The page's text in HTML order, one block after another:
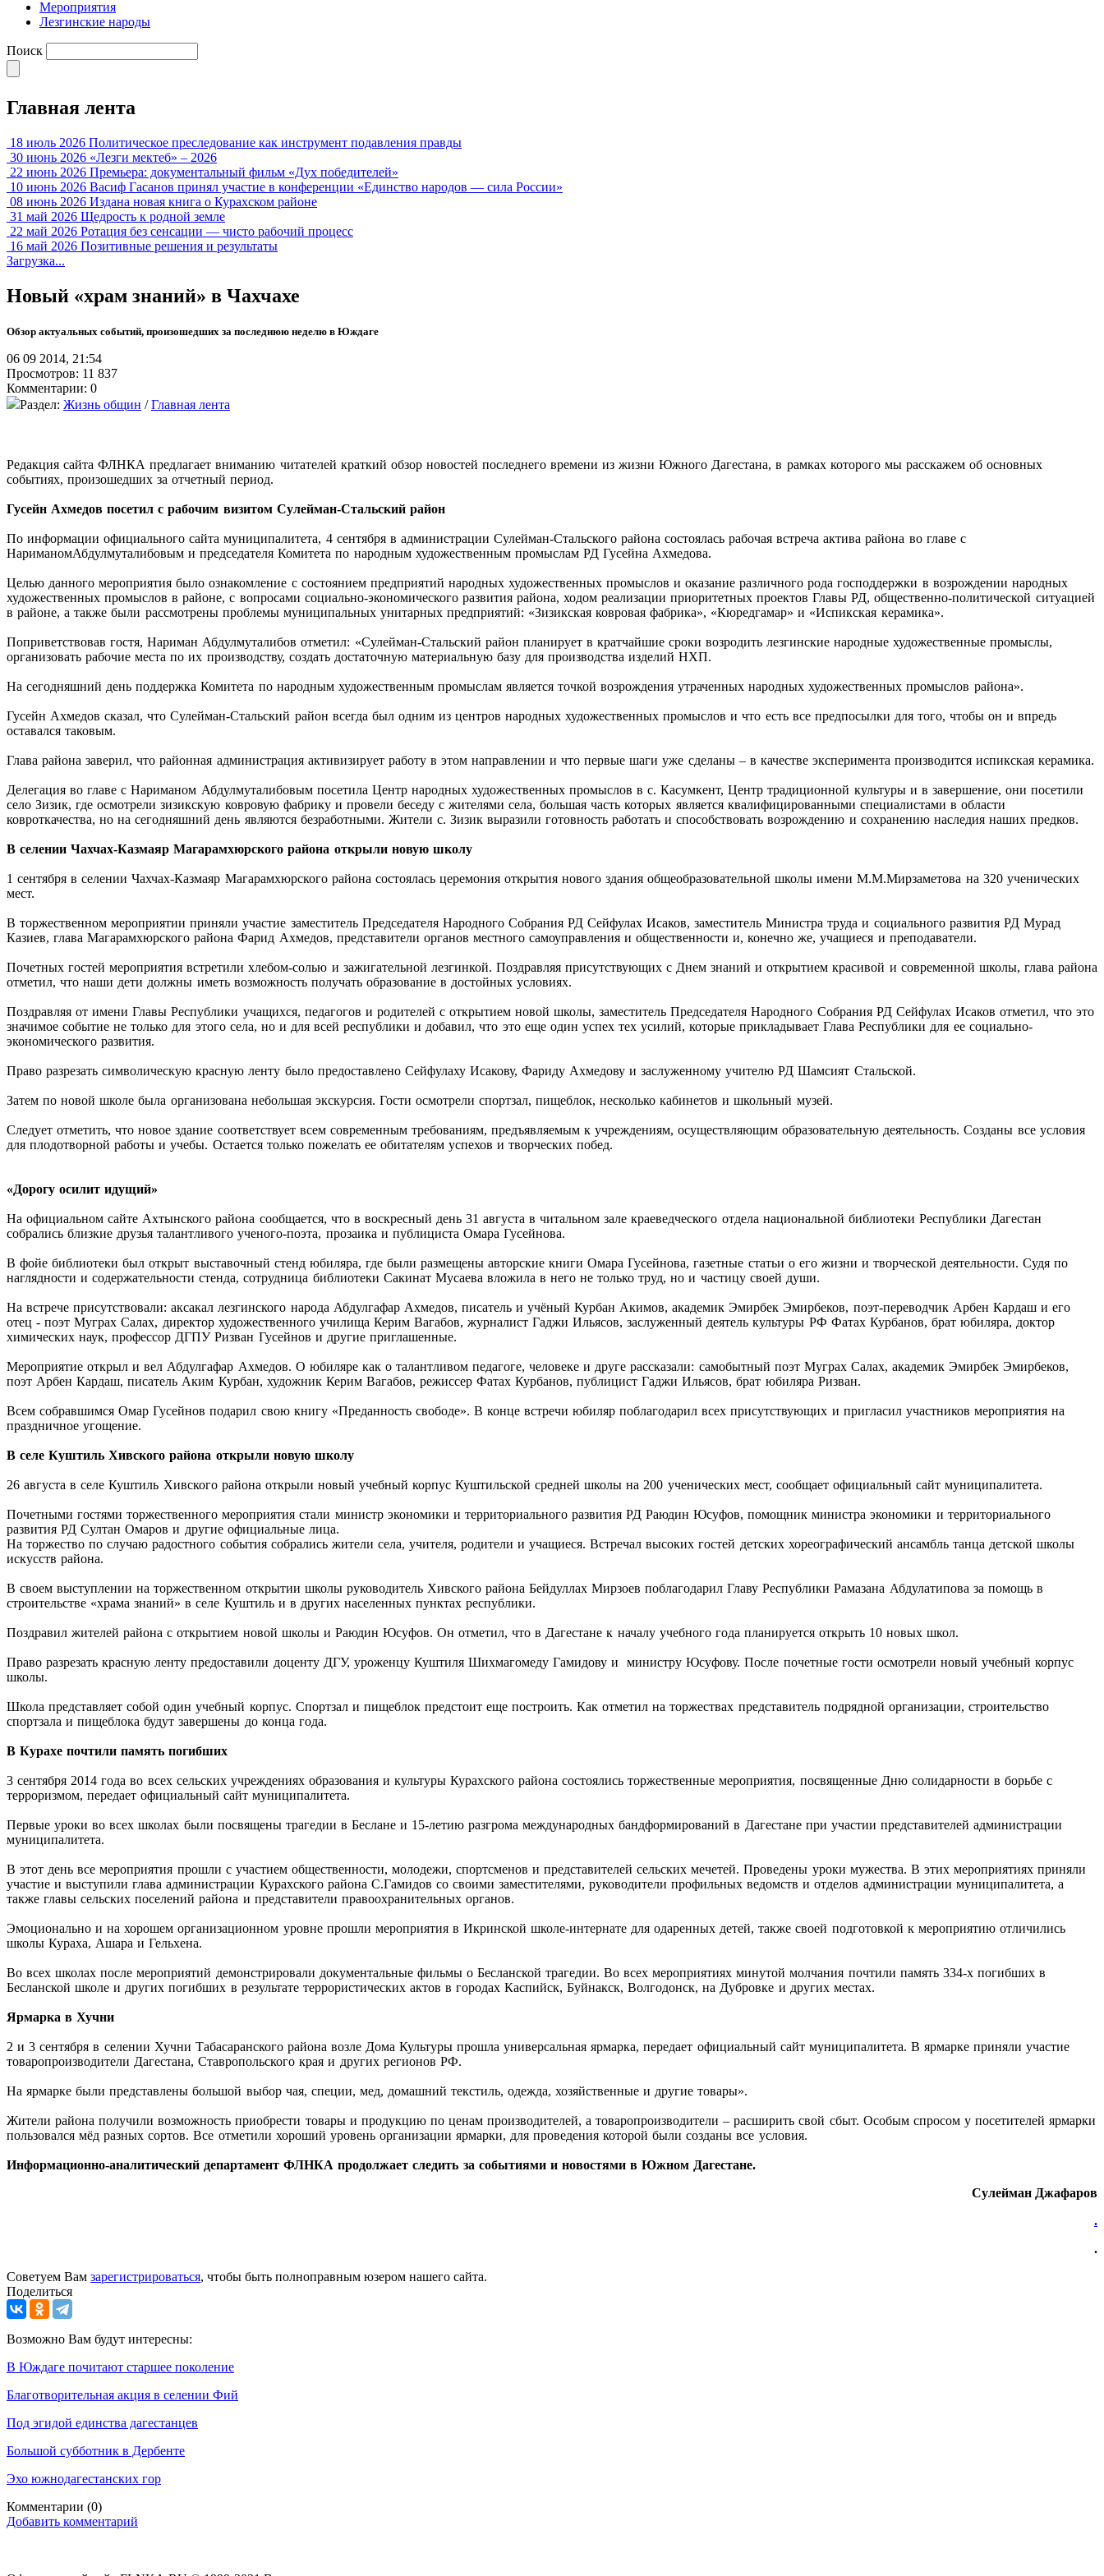
Мероприятия
Лезгинские народы
Поиск
Главная лента
18 июль 2026 Политическое преследование как инструмент подавления правды
30 июнь 2026 «Лезги мектеб» – 2026
22 июнь 2026 Премьера: документальный фильм «Дух победителей»
10 июнь 2026 Васиф Гасанов принял участие в конференции «Единство народов — сила России»
08 июнь 2026 Издана новая книга о Курахском районе
31 май 2026 Щедрость к родной земле
22 май 2026 Ротация без сенсации — чисто рабочий процесс
16 май 2026 Позитивные решения и результаты
Загрузка...
Новый «храм знаний» в Чахчахе
Обзор актуальных событий, произошедших за последнюю неделю в Юждаге
06 09 2014, 21:54
Просмотров: 11 837
Комментарии: 0
Раздел: Жизнь общин /Главная лента
Редакция сайта ФЛНКА предлагает вниманию читателей краткий обзор новостей последнего времени из жизни Южного Дагестана, в рамках которого мы расскажем об основных
событиях, произошедших за отчетный период.
Гусейн Ахмедов посетил с рабочим визитом Сулейман-Стальский район
По информации официального сайта муниципалитета, 4 сентября в администрации Сулейман-Стальского района состоялась рабочая встреча актива района во главе с
НариманомАбдулмуталибовым и председателя Комитета по народным художественным промыслам РД Гусейна Ахмедова.
Целью данного мероприятия было ознакомление с состоянием предприятий народных художественных промыслов и оказание различного рода господдержки в возрождении народных
художественных промыслов в районе, с вопросами социально-экономического развития района, ходом реализации приоритетных проектов Главы РД, общественно-политической ситуацией
в районе, а также были рассмотрены проблемы муниципальных унитарных предприятий: «Зизикская ковровая фабрика», «Кюредгамар» и «Испикская керамика».
Поприветствовав гостя, Нариман Абдулмуталибов отметил: «Сулейман-Стальский район планирует в кратчайшие сроки возродить лезгинские народные художественные промыслы,
организовать рабочие места по их производству, создать достаточную материальную базу для производства изделий НХП.
На сегодняшний день поддержка Комитета по народным художественным промыслам является точкой возрождения утраченных народных художественных промыслов района».
Гусейн Ахмедов сказал, что Сулейман-Стальский район всегда был одним из центров народных художественных промыслов и что есть все предпосылки для того, чтобы он и впредь
оставался таковым.
Глава района заверил, что районная администрация активизирует работу в этом направлении и что первые шаги уже сделаны – в качестве эксперимента производится испикская керамика.
Делегация во главе с Нариманом Абдулмуталибовым посетила Центр народных художественных промыслов в с. Касумкент, Центр традиционной культуры и в завершение, они посетили
село Зизик, где осмотрели зизикскую ковровую фабрику и провели беседу с жителями села, большая часть которых является квалифицированными специалистами в области
ковроткачества, но на сегодняшний день являются безработными. Жители с. Зизик выразили готовность работать и способствовать возрождению и сохранению наследия наших предков.
В селении Чахчах-Казмаяр Магарамхюрского района открыли новую школу
1 сентября в селении Чахчах-Казмаяр Магарамхюрского района состоялась церемония открытия нового здания общеобразовательной школы имени М.М.Мирзаметова на 320 ученических
мест.
В торжественном мероприятии приняли участие заместитель Председателя Народного Собрания РД Сейфулах Исаков, заместитель Министра труда и социального развития РД Мурад
Казиев, глава Магарамхюрского района Фарид Ахмедов, представители органов местного самоуправления и общественности и, конечно же, учащиеся и преподаватели.
Почетных гостей мероприятия встретили хлебом-солью и зажигательной лезгинкой. Поздравляя присутствующих с Днем знаний и открытием красивой и современной школы, глава района
отметил, что наши дети должны иметь возможность получать образование в достойных условиях.
Поздравляя от имени Главы Республики учащихся, педагогов и родителей с открытием новой школы, заместитель Председателя Народного Собрания РД Сейфулах Исаков отметил, что это
значимое событие не только для этого села, но и для всей республики и добавил, что это еще один успех тех усилий, которые прикладывает Глава Республики для ее социально-
экономического развития.
Право разрезать символическую красную ленту было предоставлено Сейфулаху Исакову, Фариду Ахмедову и заслуженному учителю РД Шамсият Стальской.
Затем по новой школе была организована небольшая экскурсия. Гости осмотрели спортзал, пищеблок, несколько кабинетов и школьный музей.
Следует отметить, что новое здание соответствует всем современным требованиям, предъявляемым к учреждениям, осуществляющим образовательную деятельность. Созданы все условия
для плодотворной работы и учебы. Остается только пожелать ее обитателям успехов и творческих побед.
«Дорогу осилит идущий»
На официальном сайте Ахтынского района сообщается, что в воскресный день 31 августа в читальном зале краеведческого отдела национальной библиотеки Республики Дагестан
собрались близкие друзья талантливого ученого-поэта, прозаика и публициста Омара Гусейнова.
В фойе библиотеки был открыт выставочный стенд юбиляра, где были размещены авторские книги Омара Гусейнова, газетные статьи о его жизни и творческой деятельности. Судя по
наглядности и содержательности стенда, сотрудница библиотеки Сакинат Мусаева вложила в него не только труд, но и частицу своей души.
На встрече присутствовали: аксакал лезгинского народа Абдулгафар Ахмедов, писатель и учёный Курбан Акимов, академик Эмирбек Эмирбеков, поэт-переводчик Арбен Кардаш и его
отец - поэт Муграх Салах, директор художественного училища Керим Вагабов, журналист Гаджи Ильясов, заслуженный деятель культуры РФ Фатах Курбанов, брат юбиляра, доктор
химических наук, профессор ДГПУ Ризван Гусейнов и другие приглашенные.
Мероприятие открыл и вел Абдулгафар Ахмедов. О юбиляре как о талантливом педагоге, человеке и друге рассказали: самобытный поэт Муграх Салах, академик Эмирбек Эмирбеков,
поэт Арбен Кардаш, писатель Аким Курбан, художник Керим Вагабов, режиссер Фатах Курбанов, публицист Гаджи Ильясов, брат юбиляра Ризван.
Всем собравшимся Омар Гусейнов подарил свою книгу «Преданность свободе». В конце встречи юбиляр поблагодарил всех присутствующих и пригласил участников мероприятия на
праздничное угощение.
В селе Куштиль Хивского района открыли новую школу
26 августа в селе Куштиль Хивского района открыли новый учебный корпус Куштильской средней школы на 200 ученических мест, сообщает официальный сайт муниципалитета.
Почетными гостями торжественного мероприятия стали министр экономики и территориального развития РД Раюдин Юсуфов, помощник министра экономики и территориального
развития РД Султан Омаров и другие официальные лица.
На торжество по случаю радостного события собрались жители села, учителя, родители и учащиеся. Встречал высоких гостей детских хореографический ансамбль танца детской школы
искусств района.
В своем выступлении на торжественном открытии школы руководитель Хивского района Бейдуллах Мирзоев поблагодарил Главу Республики Рамазана Абдулатипова за помощь в
строительстве «храма знаний» в селе Куштиль и в других населенных пунктах республики.
Поздравил жителей района с открытием новой школы и Раюдин Юсуфов. Он отметил, что в Дагестане к началу учебного года планируется открыть 10 новых школ.
Право разрезать красную ленту предоставили доценту ДГУ, уроженцу Куштиля Шихмагомеду Гамидову и министру Юсуфову. После почетные гости осмотрели новый учебный корпус
школы.
Школа представляет собой один учебный корпус. Спортзал и пищеблок предстоит еще построить. Как отметил на торжествах представитель подрядной организации, строительство
спортзала и пищеблока будут завершены до конца года.
В Курахе почтили память погибших
3 сентября 2014 года во всех сельских учреждениях образования и культуры Курахского района состоялись торжественные мероприятия, посвященные Дню солидарности в борьбе с
терроризмом, передает официальный сайт муниципалитета.
Первые уроки во всех школах были посвящены трагедии в Беслане и 15-летию разгрома международных бандформирований в Дагестане при участии представителей администрации
муниципалитета.
В этот день все мероприятия прошли с участием общественности, молодежи, спортсменов и представителей сельских мечетей. Проведены уроки мужества. В этих мероприятиях приняли
участие и выступили глава администрации Курахского района С.Гамидов со своими заместителями, руководители профильных ведомств и отделов администрации муниципалитета, а
также главы сельских поселений района и представители правоохранительных органов.
Эмоционально и на хорошем организационном уровне прошли мероприятия в Икринской школе-интернате для одаренных детей, также своей подготовкой к мероприятию отличились
школы Кураха, Ашара и Гельхена.
Во всех школах после мероприятий демонстрировали документальные фильмы о Бесланской трагедии. Во всех мероприятиях минутой молчания почтили память 334-х погибших в
Бесланской школе и других погибших в результате террористических актов в городах Каспийск, Буйнакск, Волгодонск, на Дубровке и других местах.
Ярмарка в Хучни
2 и 3 сентября в селении Хучни Табасаранского района возле Дома Культуры прошла универсальная ярмарка, передает официальный сайт муниципалитета. В ярмарке приняли участие
товаропроизводители Дагестана, Ставропольского края и других регионов РФ.
На ярмарке были представлены большой выбор чая, специи, мед, домашний текстиль, одежда, хозяйственные и другие товары».
Жители района получили возможность приобрести товары и продукцию по ценам производителей, а товаропроизводители – расширить свой сбыт. Особым спросом у посетителей ярмарки
пользовался мёд разных сортов. Все отметили хороший уровень организации ярмарки, для проведения которой были созданы все условия.
Информационно-аналитический департамент ФЛНКА продолжает следить за событиями и новостями в Южном Дагестане.
Сулейман Джафаров
.
.
Советуем Вам зарегистрироваться, чтобы быть полноправным юзером нашего сайта.
Поделиться
Возможно Вам будут интересны:
В Юждаге почитают старшее поколение
Благотворительная акция в селении Фий
Под эгидой единства дагестанцев
Большой субботник в Дербенте
Эхо южнодагестанских гор
Комментарии (0)
Добавить комментарий